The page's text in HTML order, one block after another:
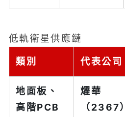
低軌衛星供應鏈
類別
代表公司
地面板、
高階PCB
燿華
（2367）